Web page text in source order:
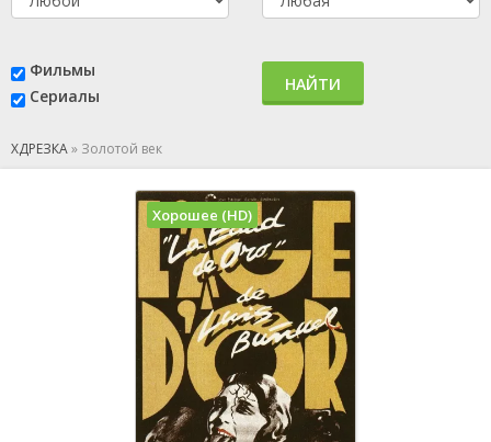
Фильмы
Сериалы
НАЙТИ
ХДРЕЗКА» Золотой век
Хорошее (HD)